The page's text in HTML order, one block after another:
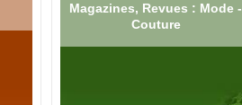
Magazines, Revues : Mode -
Couture